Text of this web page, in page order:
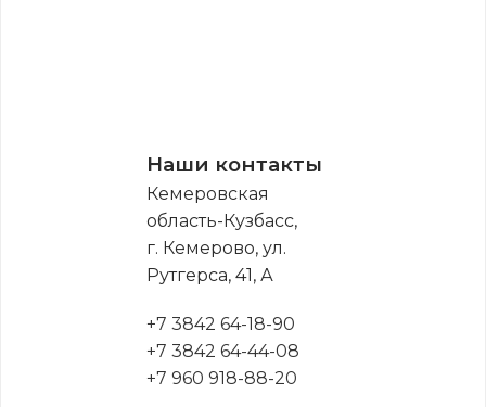
Наши контакты
Кемеровская
область-Кузбасс,
г. Кемерово, ул.
Рутгерса, 41, А
+7 3842 64-18-90
+7 3842 64-44-08
+7 960 918-88-20